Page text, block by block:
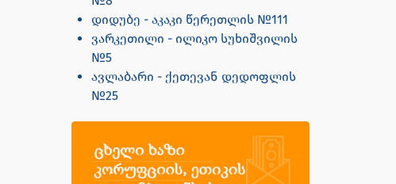
დიდუბე - აკაკი წერეთლის №111
ვარკეთილი - ილიკო სუხიშვილის
№5
ავლაბარი - ქეთევან დედოფლის
№25